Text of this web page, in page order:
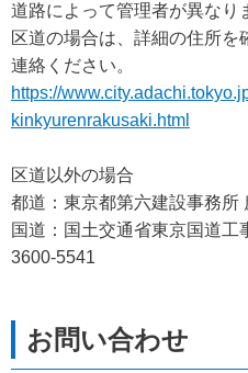
道路によって管理者が異なり
区道の場合は、詳細の住所
連絡ください。
https://
kinkyurenrakusaki.html
区道以外の場合
都道：東京都第六建設事務
国道：国土交通省東京国道
3600-5541